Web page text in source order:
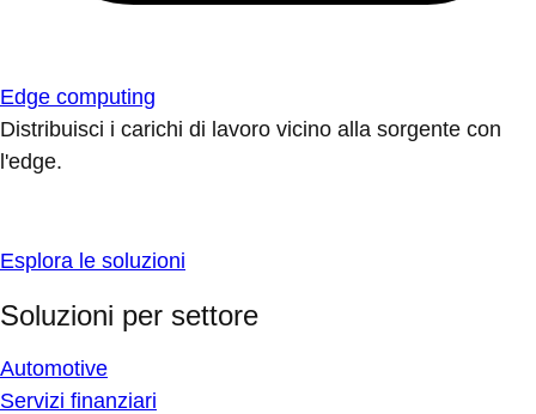
Edge computing
Distribuisci i carichi di lavoro vicino alla sorgente con
l'edge.
Esplora le soluzioni
Soluzioni per settore
Automotive
Servizi finanziari